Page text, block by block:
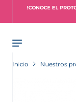
!CONOCE EL
Inicio Nuestros